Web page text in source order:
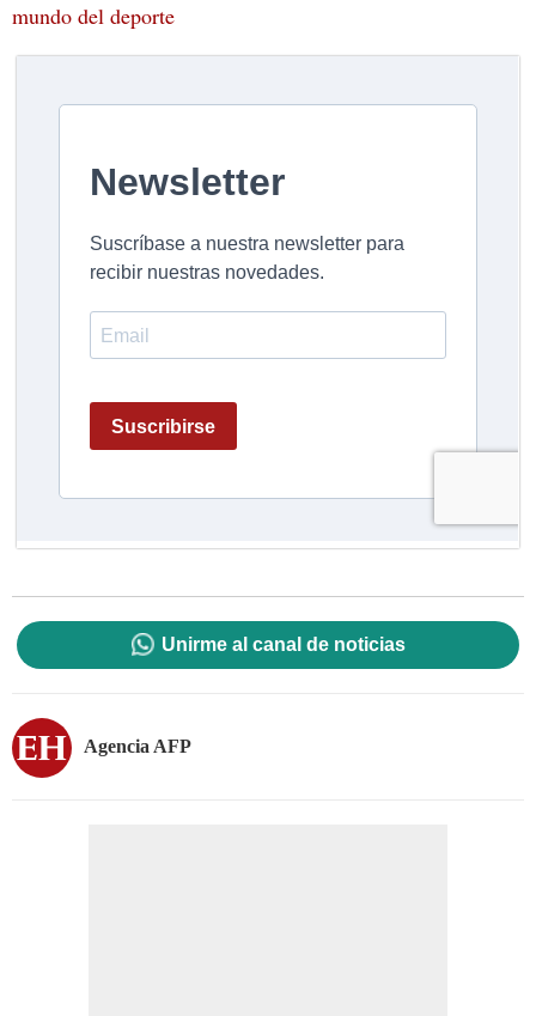
mundo del deporte
Unirme al canal de noticias
Agencia AFP